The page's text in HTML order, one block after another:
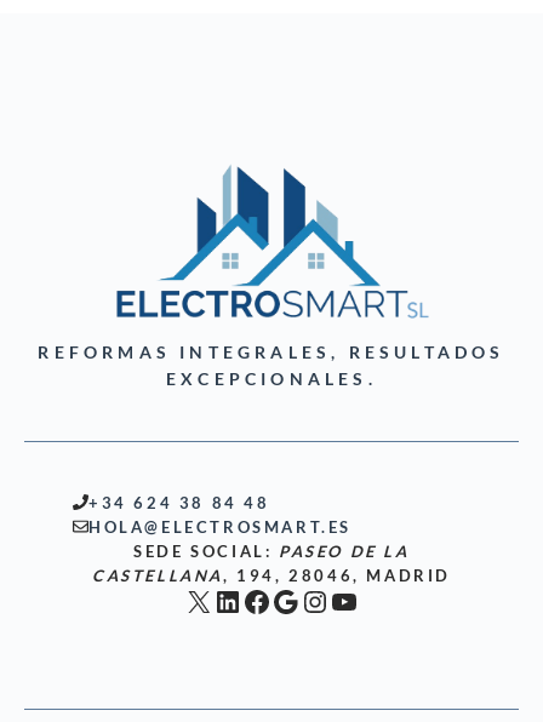
REFORMAS INTEGRALES, RESULTADOS
EXCEPCIONALES.
+34 624 38 84 48
HOLA@ELECTROSMART.ES
SEDE SOCIAL: PASEO DE LA
CASTELLANA, 194, 28046, MADRID
X LinkedIn
Facebook
Google
Instagram
YouTube